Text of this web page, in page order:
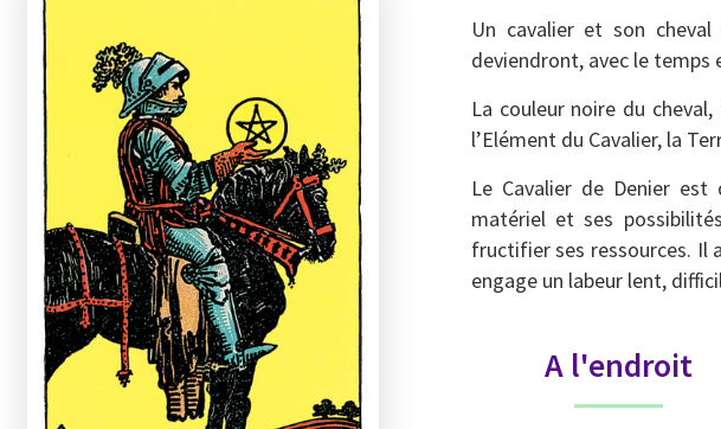
Un cavalier et son
deviendront, avec le
La couleur noire du
l’Elément du Cavalier, la
Le Cavalier de Denier est
matériel et ses
fructifier ses ressources. Il
engage un labeur lent,
A l'endroit